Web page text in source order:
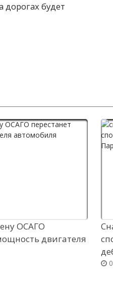
дорогах будет
ОСАГО
двигателя